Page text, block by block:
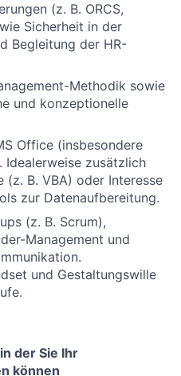
(z. B. ORCS,
Sicherheit in der
Begleitung der HR-
Methodik sowie
und konzeptionelle
Office (insbesondere
Idealerweise zusätzlich
(z. B. VBA) oder Interesse
zur Datenaufbereitung.
(z. B. Scrum),
Management und
und Gestaltungswille
der Sie Ihr
können